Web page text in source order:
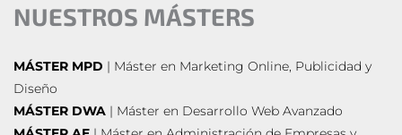
NUESTROS MÁSTERS
MÁSTER MPD | Máster en Marketing Online, Publicidad y
Diseño
MÁSTER DWA | Máster en Desarrollo Web Avanzado